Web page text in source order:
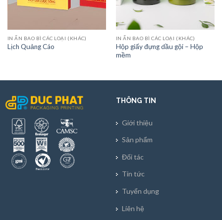
IN ẤN BAO BÌ CÁC LOẠI (KHÁC)
Lịch Quảng Cáo
IN ẤN BAO BÌ CÁC LOẠI (KHÁC)
Hộp giấy đựng dầu gội – Hộp
mềm
THÔNG TIN
Giới thiệu
Sản phẩm
Đối tác
Tin tức
Tuyển dụng
Liên hệ